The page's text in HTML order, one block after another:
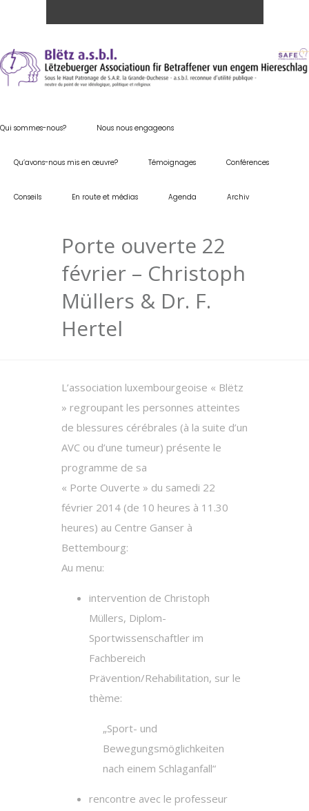
Qui sommes-nous? Nous nous engageons
Qu’avons-nous mis en œuvre? Témoignages Conférences
Conseils En route et médias Agenda Archiv
Porte ouverte 22
février – Christoph
Müllers & Dr. F.
Hertel
L’association luxembourgeoise « Blëtz
» regroupant les personnes atteintes
de blessures cérébrales (à la suite d’un
AVC ou d’une tumeur) présente le
programme de sa
« Porte Ouverte » du samedi 22
février 2014 (de 10 heures à 11.30
heures) au Centre Ganser à
Bettembourg:
Au menu:
intervention de Christoph
Müllers, Diplom-
Sportwissenschaftler im
Fachbereich
Prävention/Rehabilitation, sur le
thème:
„Sport- und
Bewegungsmöglichkeiten
nach einem Schlaganfall“
rencontre avec le professeur